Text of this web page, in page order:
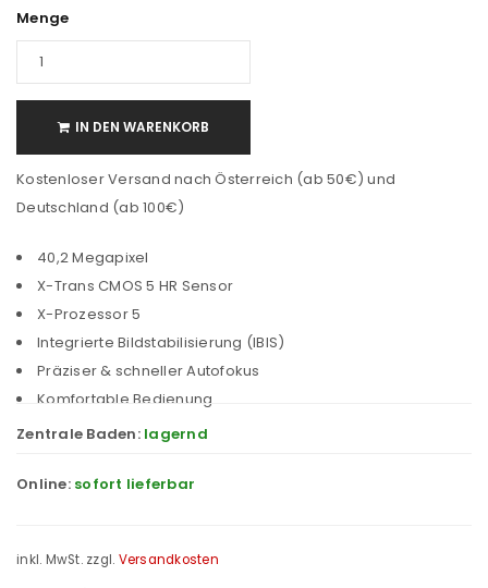
Menge
IN DEN WARENKORB
Kostenloser Versand nach Österreich (ab 50€) und
Deutschland (ab 100€)
40,2 Megapixel
X-Trans CMOS 5 HR Sensor
X-Prozessor 5
Integrierte Bildstabilisierung (IBIS)
Präziser & schneller Autofokus
Komfortable Bedienung
Zentrale Baden: lagernd
Online: sofort lieferbar
inkl. MwSt. zzgl. Versandkosten